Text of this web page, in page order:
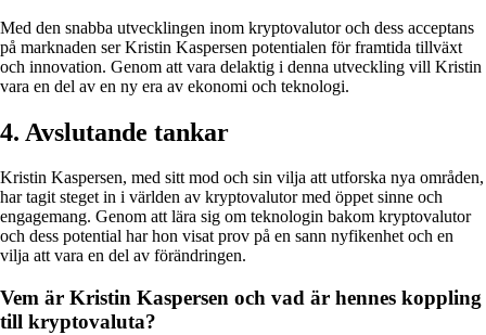
Med den snabba utvecklingen inom kryptovalutor och dess acceptans
på marknaden ser Kristin Kaspersen potentialen för framtida tillväxt
och innovation. Genom att vara delaktig i denna utveckling vill Kristin
vara en del av en ny era av ekonomi och teknologi.
4. Avslutande tankar
Kristin Kaspersen, med sitt mod och sin vilja att utforska nya områden,
har tagit steget in i världen av kryptovalutor med öppet sinne och
engagemang. Genom att lära sig om teknologin bakom kryptovalutor
och dess potential har hon visat prov på en sann nyfikenhet och en
vilja att vara en del av förändringen.
Vem är Kristin Kaspersen och vad är hennes koppling
till kryptovaluta?